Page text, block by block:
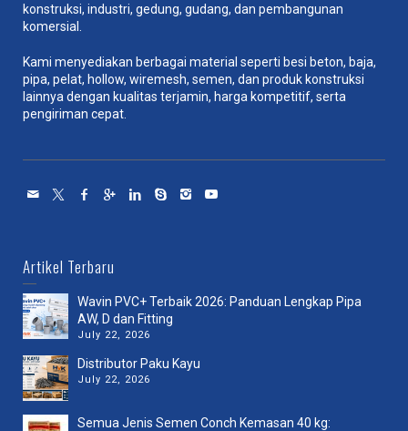
konstruksi, industri, gedung, gudang, dan pembangunan
komersial.
Kami menyediakan berbagai material seperti besi beton, baja,
pipa, pelat, hollow, wiremesh, semen, dan produk konstruksi
lainnya dengan kualitas terjamin, harga kompetitif, serta
pengiriman cepat.
Artikel Terbaru
Wavin PVC+ Terbaik 2026: Panduan Lengkap Pipa
AW, D dan Fitting
July 22, 2026
Distributor Paku Kayu
July 22, 2026
Semua Jenis Semen Conch Kemasan 40 kg: